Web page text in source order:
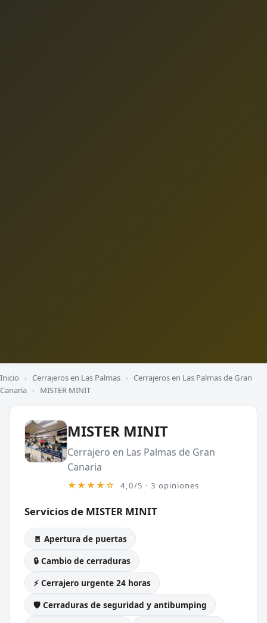
Inicio › Cerrajeros en Las Palmas › Cerrajeros en Las Palmas de Gran
Canaria › MISTER MINIT
MISTER MINIT
Cerrajero en Las Palmas de Gran
Canaria
★★★★☆ 4,0/5 · 3 opiniones
Servicios de MISTER MINIT
🚪 Apertura de puertas
🔒 Cambio de cerraduras
⚡ Cerrajero urgente 24 horas
🛡️ Cerraduras de seguridad y antibumping